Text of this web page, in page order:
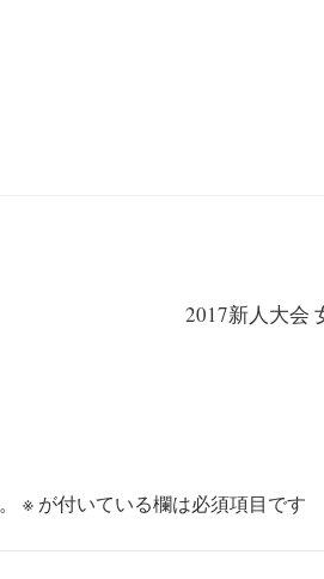
2017新人大会
※ が付いている欄は必須項目です